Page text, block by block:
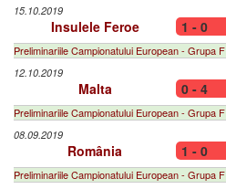
15.10.2019
Insulele Feroe 1 - 0
Preliminariile Campionatului European - Grupa F
12.10.2019
Malta 0 - 4
Preliminariile Campionatului European - Grupa F
08.09.2019
România 1 - 0
Preliminariile Campionatului European - Grupa F